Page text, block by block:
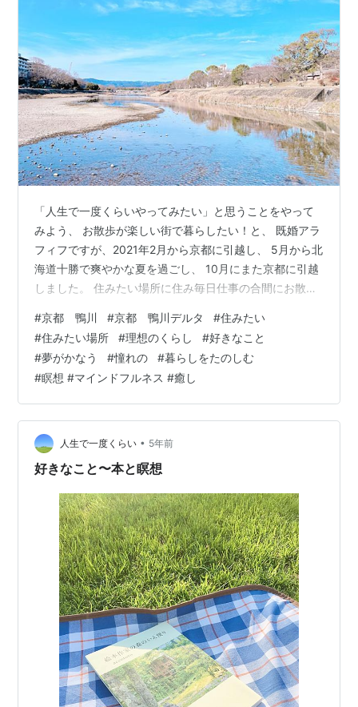
「人生で一度くらいやってみたい」と思うことをやって
みよう、 お散歩が楽しい街で暮らしたい！と、 既婚アラ
フィフですが、2021年2月から京都に引越し、 5月から北
海道十勝で爽やかな夏を過ごし、 10月にまた京都に引越
しました。 住みたい場所に住み毎日仕事の合間にお散歩
の方はこちらをご覧ください(^ ^) 「プロフィールとブロ
グの紹介 - 人生で一度くらい」 ＊ 今日はメインブログの
方でも書きましたが、 住みたい街で暮らすことを始めて
ちょうど一年が経ちました！ 京都暮らしも7ヶ月になり
ます♪ まさかこんなに長く和歌山を離れるなんて 本当に
思…
#京都 鴨川 #京都 鴨川デルタ #住みたい
#住みたい場所 #理想のくらし #好きなこと
#夢がかなう #憧れの #暮らしをたのしむ
#瞑想 #マインドフルネス #癒し
人生で一度くらい • 5年前
好きなこと〜本と瞑想